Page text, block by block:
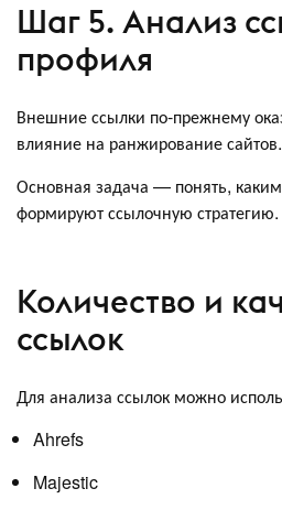
Шаг 5. Анализ
профиля
Внешние ссылки по-прежнему
влияние на ранжирование сайтов.
Основная задача — понять,
формируют ссылочную стратегию.
Количество и
ссылок
Для анализа ссылок можно
Ahrefs
Majestic